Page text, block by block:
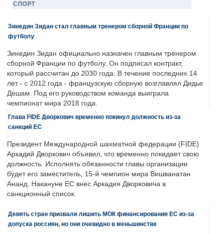
СПОРТ
Зинедин Зидан стал главным тренером сборной Франции по
футболу
Зинедин Зидан официально назначен главным тренером
сборной Франции по футболу. Он подписал контракт,
который рассчитан до 2030 года. В течение последних 14
лет - с 2012 года - французскую сборную возглавлял Дидье
Дешам. Под его руководством команда выиграла
чемпионат мира 2018 года.
Глава FIDE Дворкович временно покинул должность из-за
санкций ЕС
Президент Международной шахматной федерации (FIDE)
Аркадий Дворкович объявил, что временно покидает свою
должность. Исполнять обязанности главы организации
будет его заместитель, 15-й чемпион мира Вишванатан
Ананд. Накануне ЕС внес Аркадия Дворковича в
санкционный список.
Девять стран призвали лишить МОК финансирования ЕС из-за
допуска россиян, но они очевидно в меньшинстве